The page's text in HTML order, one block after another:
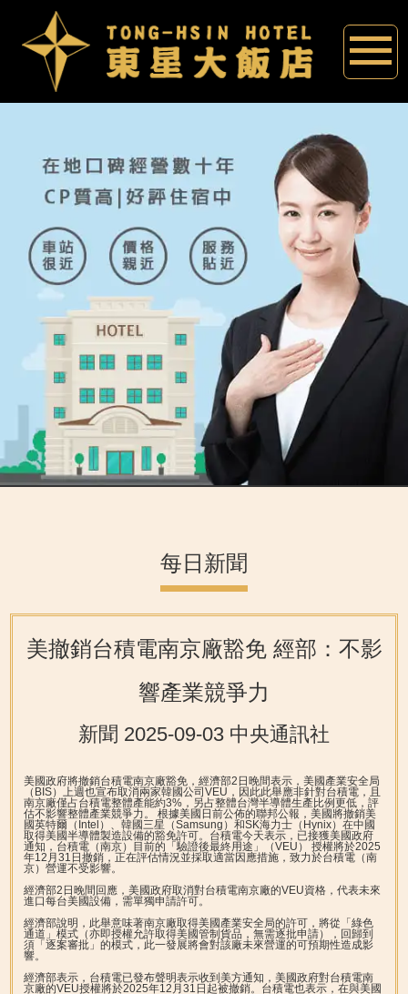
每日新聞
美撤銷台積電南京廠豁免 經部：不影
響產業競爭力
新聞 2025-09-03 中央通訊社
美國政府將撤銷台積電南京廠豁免，經濟部2日晚間表示，美國產業安全局
（BIS）上週也宣布取消兩家韓國公司VEU，因此此舉應非針對台積電，且
南京廠僅占台積電整體產能約3%，另占整體台灣半導體生產比例更低，評
估不影響整體產業競爭力。根據美國日前公佈的聯邦公報，美國將撤銷美
國英特爾（Intel）、韓國三星（Samsung）和SK海力士（Hynix）在中國
取得美國半導體製造設備的豁免許可。台積電今天表示，已接獲美國政府
通知，台積電（南京）目前的「驗證後最終用途」（VEU） 授權將於2025
年12月31日撤銷，正在評估情況並採取適當因應措施，致力於台積電（南
京）營運不受影響。
經濟部2日晚間回應，美國政府取消對台積電南京廠的VEU資格，代表未來
進口每台美國設備，需單獨申請許可。
經濟部說明，此舉意味著南京廠取得美國產業安全局的許可，將從「綠色
通道」模式（亦即授權允許取得美國管制貨品，無需逐批申請），回歸到
須「逐案審批」的模式，此一發展將會對該廠未來營運的可預期性造成影
響。
經濟部表示，台積電已發布聲明表示收到美方通知，美國政府對台積電南
京廠的VEU授權將於2025年12月31日起被撤銷。台積電也表示，在與美國